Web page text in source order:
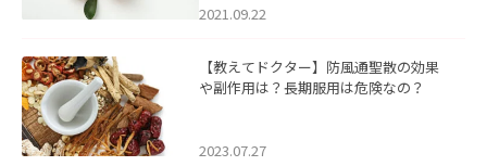
2021.09.22
【教えてドクター】防風通聖散の効果
や副作用は？長期服用は危険なの？
2023.07.27